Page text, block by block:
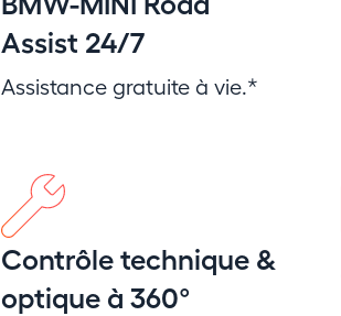
Assist 24/7
Assistance gratuite à vie.*
Contrôle technique &
optique à 360°